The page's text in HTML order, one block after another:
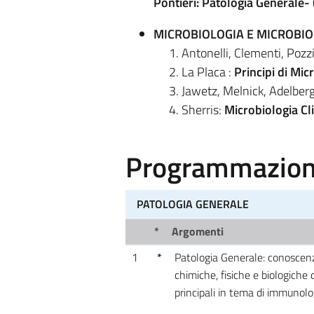
MICROBIOLOGIA E
Antonelli, Clementi,
La Placa : Principi di
Jawetz, Melnick,
Sherris: Microbiologia
PATOLOGIA GENERALE
*
Argomenti
1
*
Patologia Generale:
chimiche, fisiche e
principali in tema di